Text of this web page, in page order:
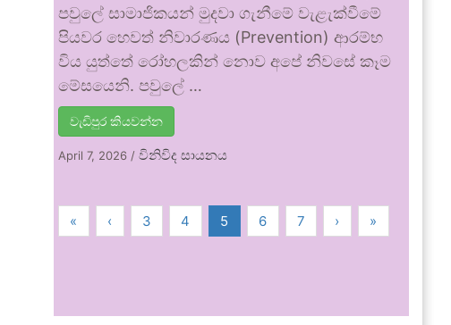
පවුලේ සාමාජිකයන් මුදවා ගැනීමේ වැළැක්වීමේ
පියවර හෙවත් නිවාරණය (Prevention) ආරම්භ
විය යුත්තේ රෝහලකින් නොව අපේ නිවසේ කෑම
මේසයෙනි. පවුලේ …
වැඩිපුර කියවන්න
April 7, 2026 /විනිවිද සායනය
« ‹ 3 4 5 6 7 › »